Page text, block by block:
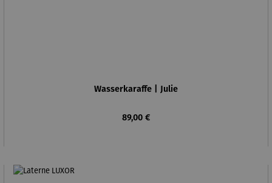
Wasserkaraffe | Julie
Regulärer Preis:
89,00 €